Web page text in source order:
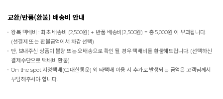
교환/반품(환불) 배송비 안내
왕복 택배비 : 최초 배송비 (2,500원) + 반품 배송비(2,500원) = 총 5,000원 이 부과됩니다.
(선결제 또는 환불금액에서 차감 선택)
단, 보내주신 상품이 불량 또는 오배송으로 확인 될 경우 택배비를 환불해드립니다. (선택하신
결제수단으로 택배비 환불)
On the spot지정택배(CJ대한통운) 외 타택배 이용 시 추가로 발생되는 금액은 고객님께서
부담해주셔야 합니다.